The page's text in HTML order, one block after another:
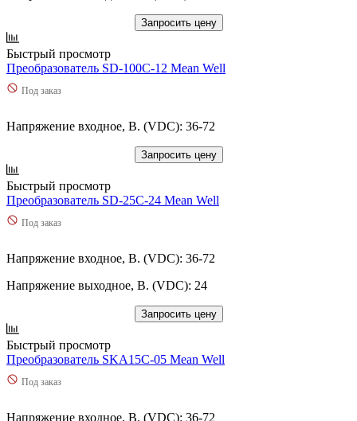
Запросить цену
Быстрый просмотр
Преобразователь SD-100C-12 Mean Well
Под заказ
Напряжение входное, В. (VDC): 36-72
Запросить цену
Быстрый просмотр
Преобразователь SD-25C-24 Mean Well
Под заказ
Напряжение входное, В. (VDC): 36-72
Напряжение выходное, В. (VDC): 24
Запросить цену
Быстрый просмотр
Преобразователь SKA15C-05 Mean Well
Под заказ
Напряжение входное, В. (VDC): 36-72